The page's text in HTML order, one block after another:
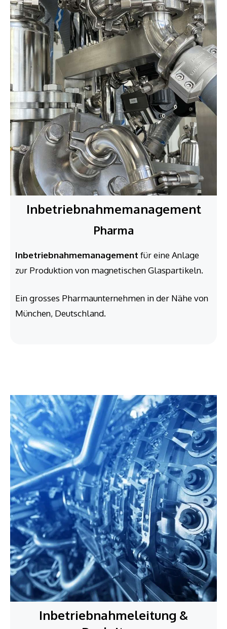
Inbetriebnahme­management
Pharma
Inbetriebnahmemanagement für eine Anlage
zur Produktion von magnetischen Glaspartikeln.
Ein grosses Pharmaunternehmen in der Nähe von
München, Deutschland.
Inbetriebnahmeleitung &